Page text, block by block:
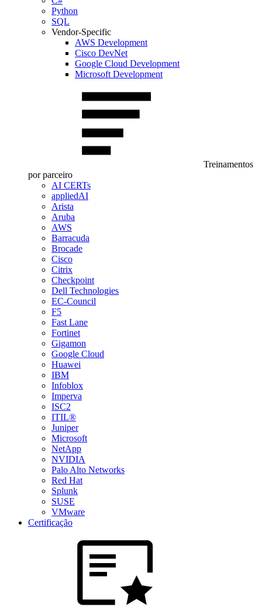
Python
SQL
Vendor-Specific
AWS Development
Cisco DevNet
Google Cloud Development
Microsoft Development
Treinamentos
por parceiro
AI CERTs
appliedAI
Arista
Aruba
AWS
Barracuda
Brocade
Cisco
Citrix
Checkpoint
Dell Technologies
EC-Council
F5
Fast Lane
Fortinet
Gigamon
Google Cloud
Huawei
IBM
Infoblox
Imperva
ISC2
ITIL®
Juniper
Microsoft
NetApp
NVIDIA
Palo Alto Networks
Red Hat
Splunk
SUSE
VMware
Certificação